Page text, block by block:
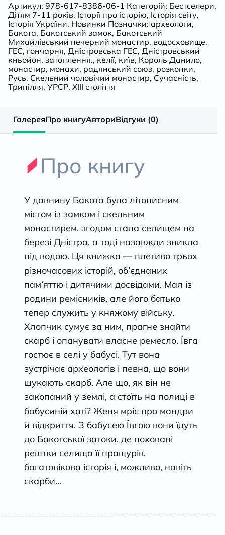
Артикул: 978-617-8386-06-1 Категорій: Бестселери,
Дітям 7-11 років, Історії про історію, Історія світу,
Історія України, Новинки Позначки: археологи,
Бакота, Бакотський замок, Бакотський
Михайлівський печерний монастир, водосховище,
ГЕС, гончарня, Дністровська ГЕС, Дністровський
кньойон, затоплення., келії, київ, Король Данило,
монастир, монахи, радянський союз, розкопки,
Русь, Скельний чоловічий монастир, Сучасність,
Трипілля, УРСР, ХIII століття
ГалереяПро книгуАвториВідгуки (0)
Про книгу
У давнину Бакота була літописним
містом із замком і скельним
монастирем, згодом стала селищем на
березі Дністра, а тоді назавжди зникла
під водою. Ця книжка — плетиво трьох
різночасових історій, об’єднаних
пам’яттю і дитячими досвідами. Мал із
родини ремісників, але його батько
тепер служить у княжому війську.
Хлопчик сумує за ним, прагне знайти
скарб і опанувати власне ремесло. Ївга
гостює в селі у бабусі. Тут вона
зустрічає археологів і певна, що вони
шукають скарб. Але що, як він не
закопаний у землі, а стоїть на полиці в
бабусиній хаті? Женя мріє про мандри
й відкриття. З бабусею Ївгою вони їдуть
до Бакотської затоки, де поховані
рештки селища її пращурів,
багатовікова історія і, можливо, навіть
скарби…